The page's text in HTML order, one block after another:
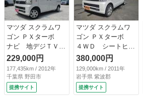
マツダ スクラムワ
ゴン ＰＸターボ
ナビ 地デジＴＶ
ＣＤ ＥＴＣ ミラ
ー型バックカメラ
イージークローザー
ドア キーレス タ
イミングチェーン
229,000円
177,435km / 2012年
千葉県 野田市
提携サイト
マツダ スクラムワ
ゴン ＰＸターボ
４ＷＤ シートヒー
ター キーレス
（検8.11）
380,000円
129,000km / 2011年
岩手県 紫波郡
提携サイト